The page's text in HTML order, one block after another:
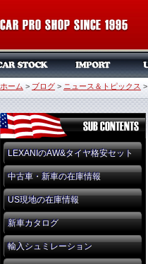
ホーム > ブログ > ニュース＆トピックス >
LEXANIのAW&タイヤ格安セット
中古車・新車の在庫情報
US現地の在庫情報
新車カタログ
輸入シュミレーション